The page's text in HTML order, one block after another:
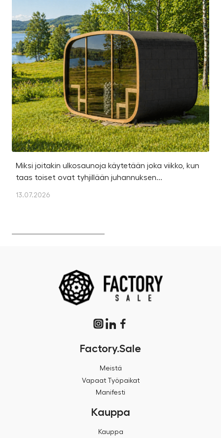
Miksi joitakin ulkosaunoja käytetään joka viikko, kun
taas toiset ovat tyhjillään juhannuksen...
13.07.2026
Factory.Sale
Meistä
Vapaat Työpaikat
Manifesti
Kauppa
Kauppa